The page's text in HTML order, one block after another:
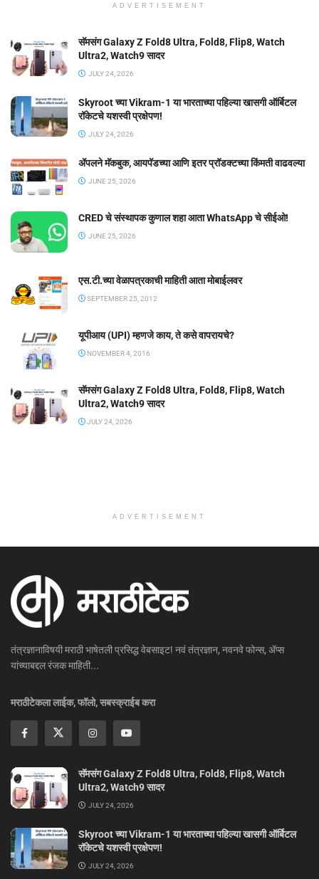
ADVERTISEMENT
सॅमसंग Galaxy Z Fold8 Ultra, Fold8, Flip8, Watch
Ultra2, Watch9 सादर
JULY 24, 2026
Skyroot च्या Vikram-1 या भारताच्या पहिल्या खासगी ऑर्बिटल
रॉकेटचे यशस्वी प्रक्षेपण!
JULY 24, 2026
ॲपलने मॅकबुक, आयपॅडच्या आणि इतर प्रॉडक्टच्या किंमती वाढवल्या
JUNE 25, 2026
CRED चे संस्थापक कुणाल शहा आता WhatsApp चे सीईओ!
JUNE 25, 2026
एस.टी.च्या वेळापत्रकाची माहिती आता मोबाईलवर
SEPTEMBER 25, 2012
यूपीआय (UPI) म्हणजे काय, ते कसे वापरायचे?
NOVEMBER 4, 2016
सॅमसंग Galaxy Z Fold8 Ultra, Fold8, Flip8, Watch
Ultra2, Watch9 सादर
JULY 24, 2026
ADVERTISEMENT
तंत्रज्ञानाविषयी मराठी भाषेतली प्रसिद्ध वेबसाइट! नवं तंत्रज्ञान, नवनवे फोन्स, ॲप्स
यांच्याबद्दल रंजक माहिती...
मराठीटेकला लाईक, फॉलो, सबस्क्राईब करा
सॅमसंग Galaxy Z Fold8 Ultra, Fold8, Flip8, Watch
Ultra2, Watch9 सादर
JULY 24, 2026
Skyroot च्या Vikram-1 या भारताच्या पहिल्या खासगी ऑर्बिटल
रॉकेटचे यशस्वी प्रक्षेपण!
JULY 24, 2026